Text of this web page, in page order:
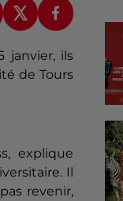
janvier, ils
de Tours
explique
Il
revenir,